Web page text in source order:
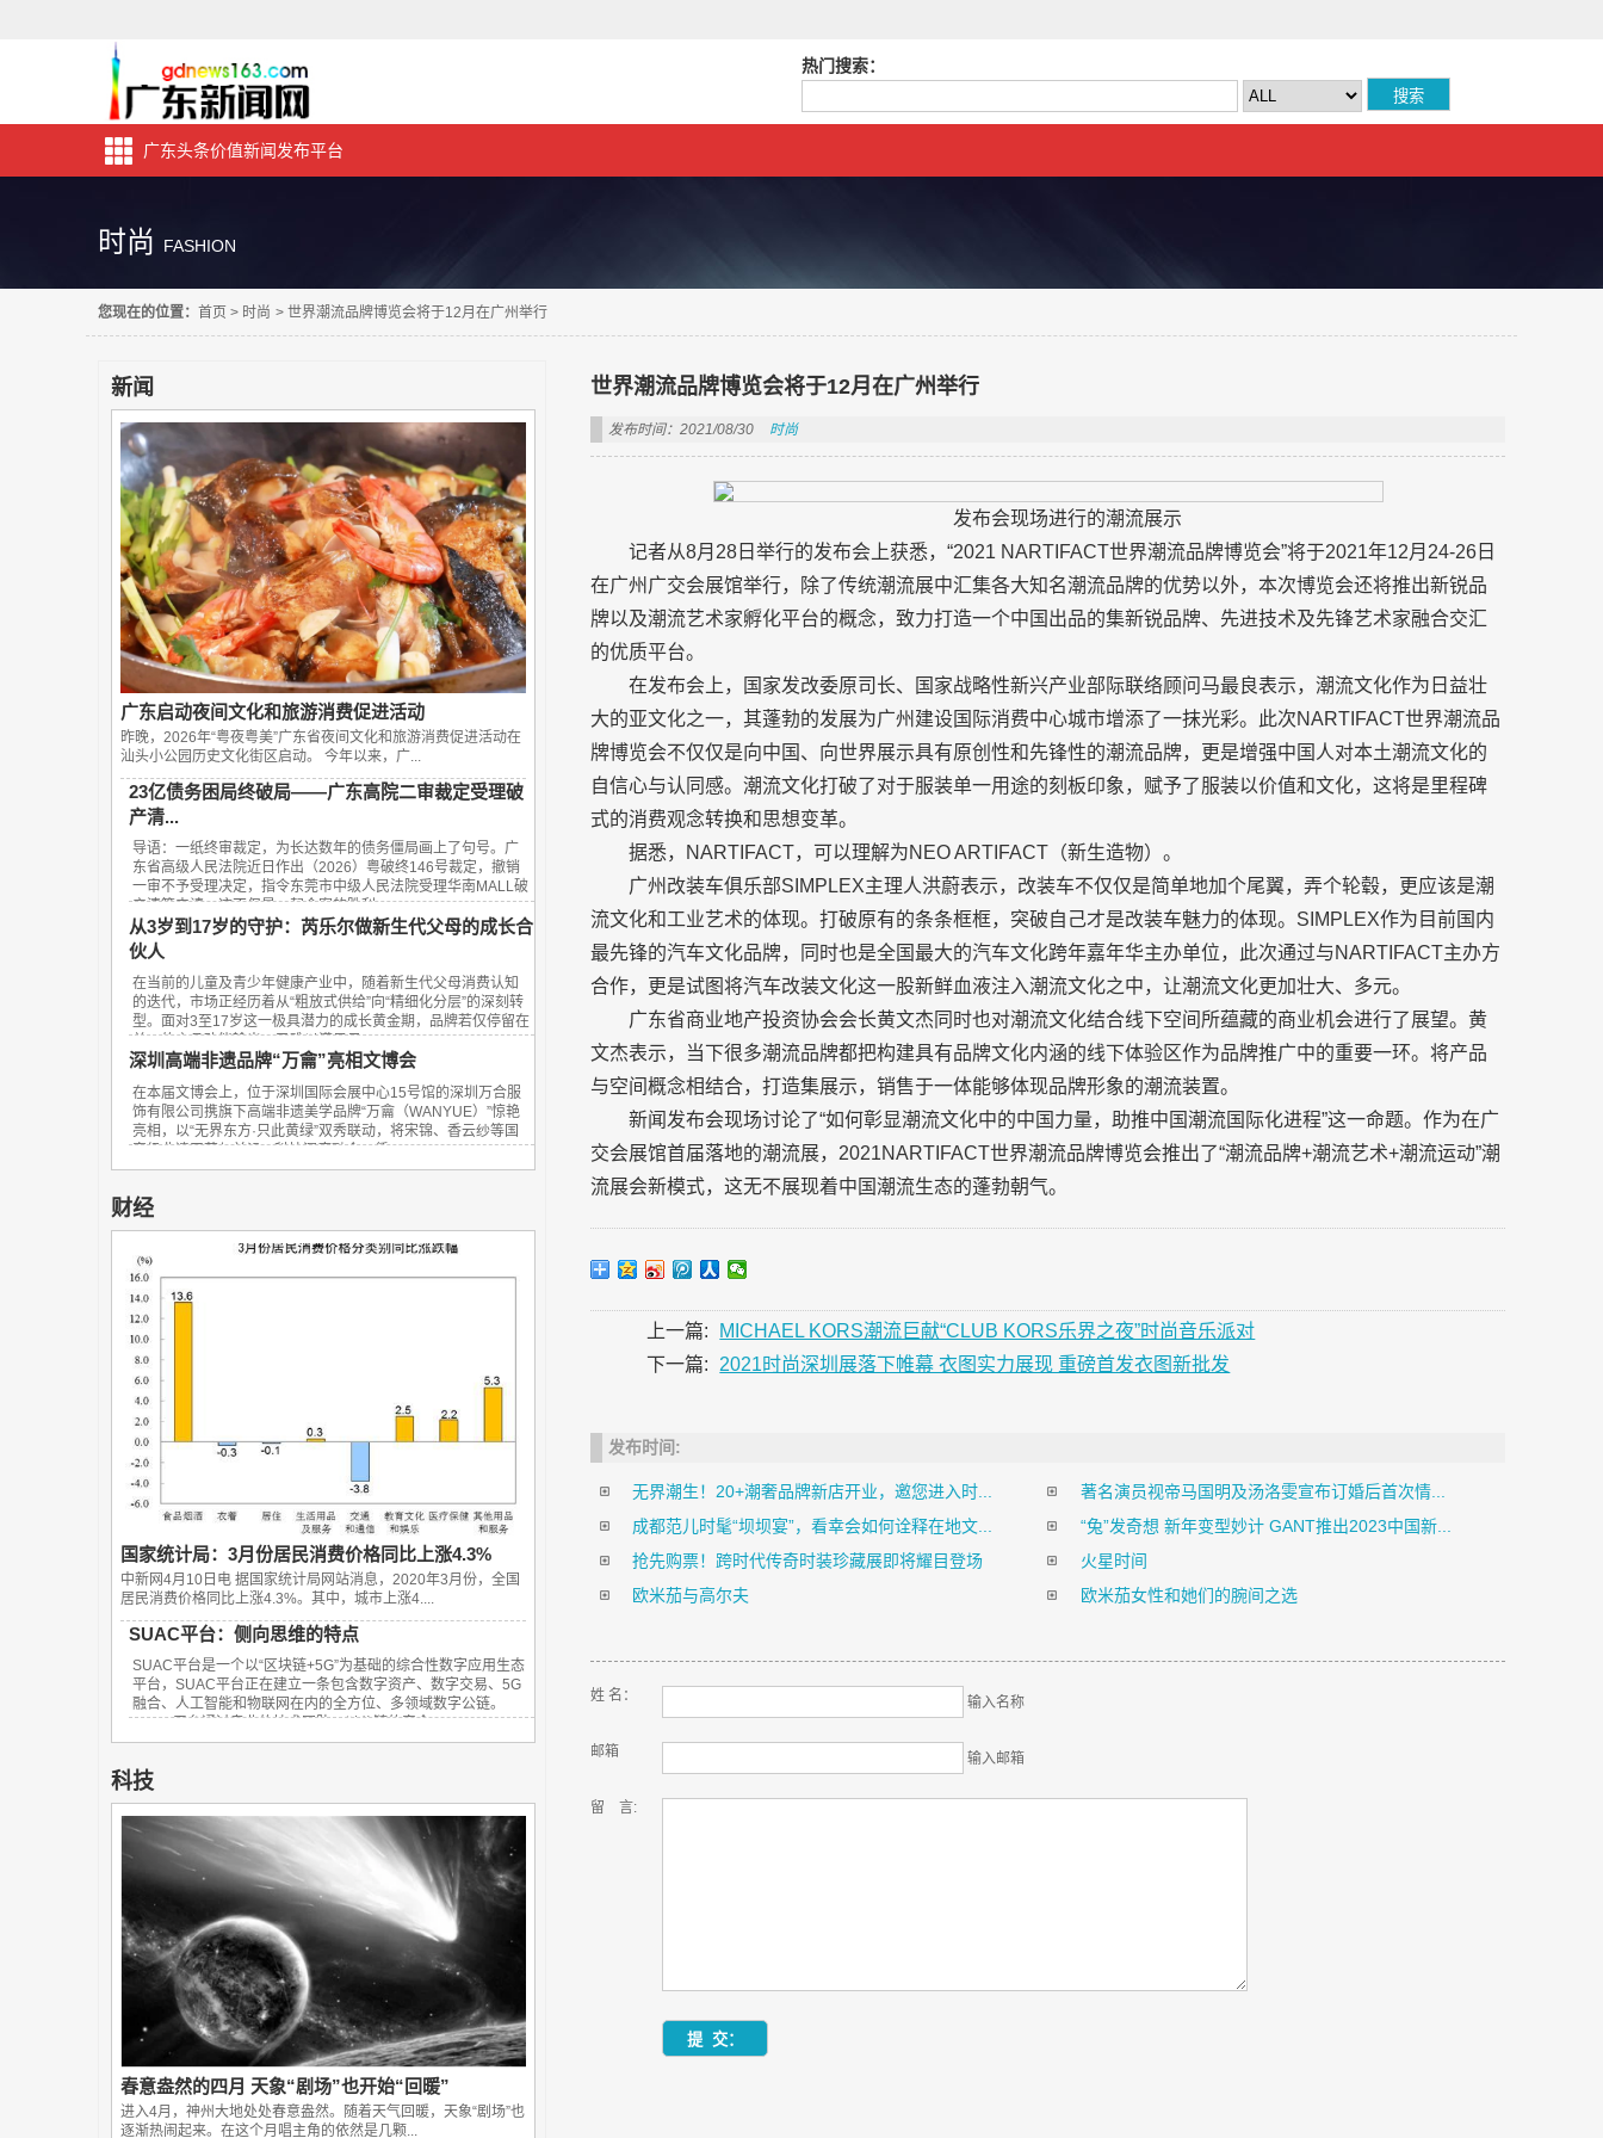
热门搜索：
广东头条价值新闻发布平台
时尚 FASHION
您现在的位置： 首页 > 时尚 > 世界潮流品牌博览会将于12月在广州举行
新闻
广东启动夜间文化和旅游消费促进活动
昨晚，2026年“粤夜粤美”广东省夜间文化和旅游消费促进活动在
汕头小公园历史文化街区启动。 今年以来，广...
23亿债务困局终破局——广东高院二审裁定受理破
产清...
导语：一纸终审裁定，为长达数年的债务僵局画上了句号。广
东省高级人民法院近日作出（2026）粤破终146号裁定，撤销
一审不予受理决定，指令东莞市中级人民法院受理华南MALL破
产清算申请。这不仅是一起个案的胜利，...
从3岁到17岁的守护：芮乐尔做新生代父母的成长合
伙人
在当前的儿童及青少年健康产业中，随着新生代父母消费认知
的迭代，市场正经历着从“粗放式供给”向“精细化分层”的深刻转
型。面对3至17岁这一极具潜力的成长黄金期，品牌若仅停留在
单一的产品功能输出，已难以满足日...
深圳高端非遗品牌“万龠”亮相文博会
在本届文博会上，位于深圳国际会展中心15号馆的深圳万合服
饰有限公司携旗下高端非遗美学品牌“万龠（WANYUE）”惊艳
亮相，以“无界东方·只此黄绿”双秀联动，将宋锦、香云纱等国
家级非遗工艺与前沿AI科技深度融合，凭...
财经
国家统计局：3月份居民消费价格同比上涨4.3%
中新网4月10日电 据国家统计局网站消息，2020年3月份，全国
居民消费价格同比上涨4.3%。其中，城市上涨4....
SUAC平台：侧向思维的特点
SUAC平台是一个以“区块链+5G”为基础的综合性数字应用生态
平台，SUAC平台正在建立一条包含数字资产、数字交易、5G
融合、人工智能和物联网在内的全方位、多领域数字公链。
SUAC平台通过专业的技术团队，以公链的安全...
科技
春意盎然的四月 天象“剧场”也开始“回暖”
进入4月，神州大地处处春意盎然。随着天气回暖，天象“剧场”也
逐渐热闹起来。在这个月唱主角的依然是几颗...
世界潮流品牌博览会将于12月在广州举行
发布时间：2021/08/30 时尚
发布会现场进行的潮流展示
记者从8月28日举行的发布会上获悉，“2021 NARTIFACT世界潮流品牌博览会”将于2021年12月24-26日
在广州广交会展馆举行，除了传统潮流展中汇集各大知名潮流品牌的优势以外，本次博览会还将推出新锐品
牌以及潮流艺术家孵化平台的概念，致力打造一个中国出品的集新锐品牌、先进技术及先锋艺术家融合交汇
的优质平台。
在发布会上，国家发改委原司长、国家战略性新兴产业部际联络顾问马最良表示，潮流文化作为日益壮
大的亚文化之一，其蓬勃的发展为广州建设国际消费中心城市增添了一抹光彩。此次NARTIFACT世界潮流品
牌博览会不仅仅是向中国、向世界展示具有原创性和先锋性的潮流品牌，更是增强中国人对本土潮流文化的
自信心与认同感。潮流文化打破了对于服装单一用途的刻板印象，赋予了服装以价值和文化，这将是里程碑
式的消费观念转换和思想变革。
据悉，NARTIFACT，可以理解为NEO ARTIFACT（新生造物）。
广州改装车俱乐部SIMPLEX主理人洪蔚表示，改装车不仅仅是简单地加个尾翼，弄个轮毂，更应该是潮
流文化和工业艺术的体现。打破原有的条条框框，突破自己才是改装车魅力的体现。SIMPLEX作为目前国内
最先锋的汽车文化品牌，同时也是全国最大的汽车文化跨年嘉年华主办单位，此次通过与NARTIFACT主办方
合作，更是试图将汽车改装文化这一股新鲜血液注入潮流文化之中，让潮流文化更加壮大、多元。
广东省商业地产投资协会会长黄文杰同时也对潮流文化结合线下空间所蕴藏的商业机会进行了展望。黄
文杰表示，当下很多潮流品牌都把构建具有品牌文化内涵的线下体验区作为品牌推广中的重要一环。将产品
与空间概念相结合，打造集展示，销售于一体能够体现品牌形象的潮流装置。
新闻发布会现场讨论了“如何彰显潮流文化中的中国力量，助推中国潮流国际化进程”这一命题。作为在广
交会展馆首届落地的潮流展，2021NARTIFACT世界潮流品牌博览会推出了“潮流品牌+潮流艺术+潮流运动”潮
流展会新模式，这无不展现着中国潮流生态的蓬勃朝气。
上一篇:
MICHAEL KORS潮流巨献“CLUB KORS乐界之夜”时尚音乐派对
下一篇:
2021时尚深圳展落下帷幕 衣图实力展现 重磅首发衣图新批发
发布时间:
无界潮生！20+潮奢品牌新店开业，邀您进入时...
著名演员视帝马国明及汤洛雯宣布订婚后首次情...
成都范儿时髦“坝坝宴”，看幸会如何诠释在地文...
“兔”发奇想 新年变型妙计 GANT推出2023中国新...
抢先购票！跨时代传奇时装珍藏展即将耀目登场
火星时间
欧米茄与高尔夫
欧米茄女性和她们的腕间之选
姓 名： 输入名称
邮箱 输入邮箱
留 言: